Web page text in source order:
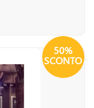
50%
SCONTO